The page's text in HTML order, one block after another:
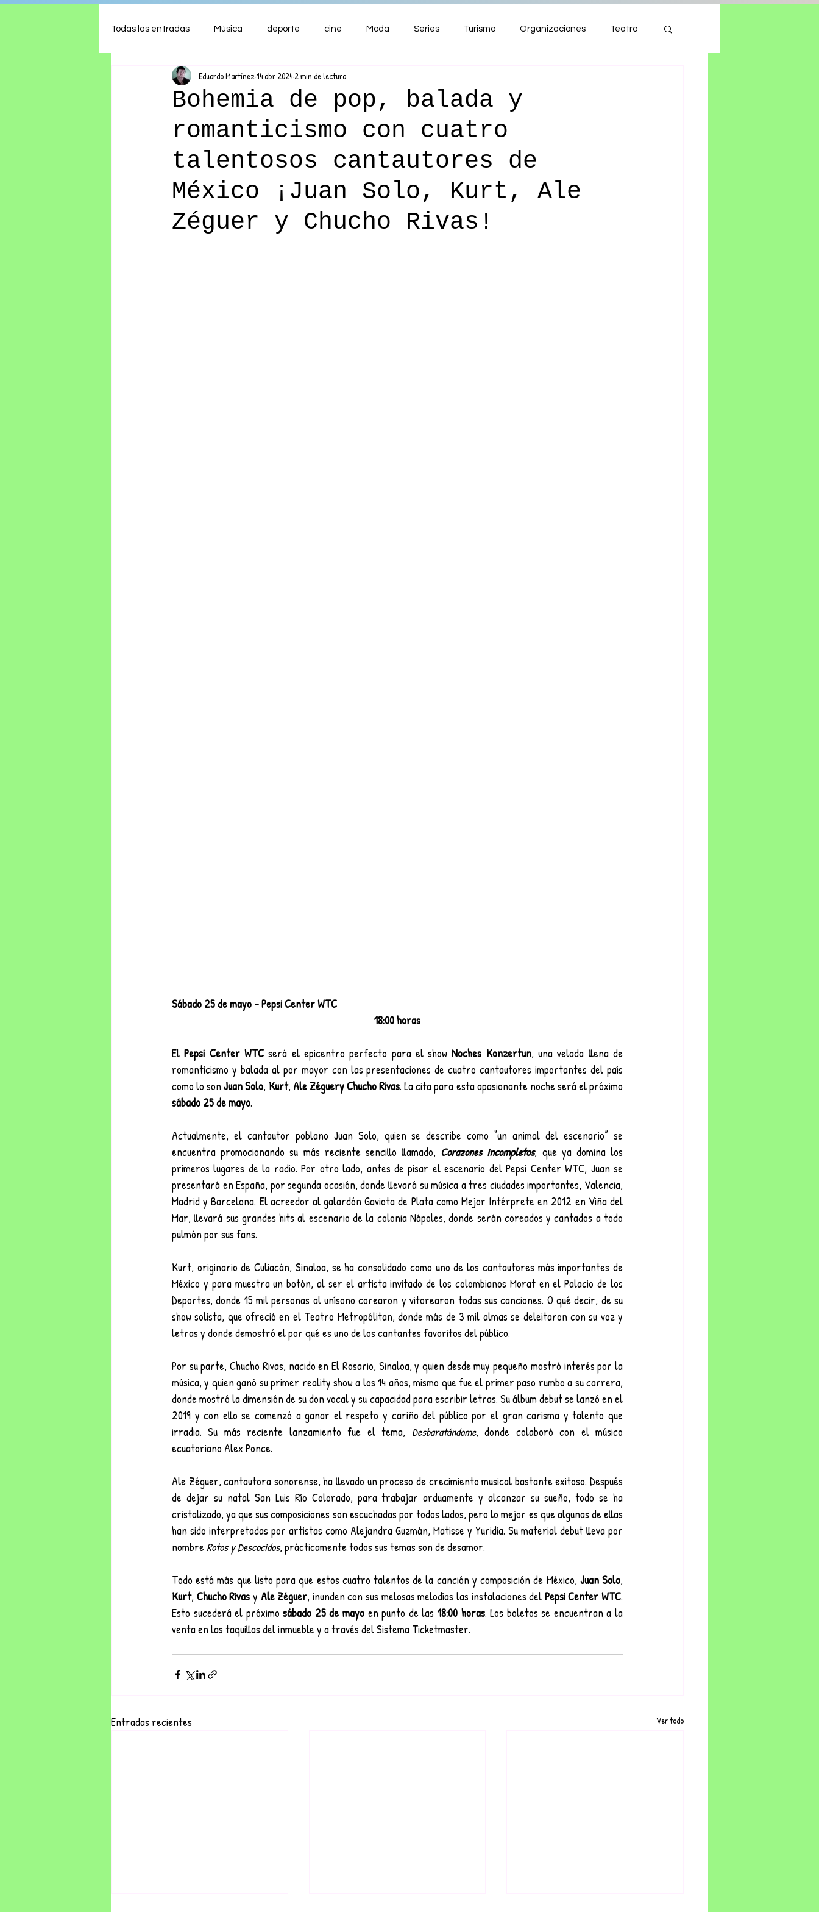
Todas las entradas Música deporte cine Moda Series Turismo Organizaciones Teatro
Shows Comida ENTRETENIMIENTO
Ambiente Hogar Finanzas
Bohemia de pop, balada y
romanticismo con cuatro
talentosos cantautores de
México ¡Juan Solo, Kurt, Ale
Zéguer y Chucho Rivas!
Eduardo Martínez 14 abr 2024 2 min de lectura
Sábado 25 de mayo – Pepsi Center WTC
18:00 horas
El Pepsi Center WTC será el epicentro perfecto para el show Noches Konzertun, una velada llena de
romanticismo y balada al por mayor con las presentaciones de cuatro cantautores importantes del país
como lo son Juan Solo, Kurt, Ale Zéguery Chucho Rivas
sábado 25 de mayo.
Actualmente, el cantautor poblano Juan Solo, quien se describe como “un animal del escenario” se
encuentra promocionando su más reciente sencillo llamado, Corazones incompletos, que ya domina los
primeros lugares de la radio. Por otro lado, antes de pisar el escenario del Pepsi Center WTC, Juan se
presentará en España, por segunda ocasión, donde llevará su música a tres ciudades importantes, Valencia,
Madrid y Barcelona. El acreedor al galardón Gaviota de Plata como Mejor Intérprete en 2012 en Viña del
Mar, llevará sus grandes hits al escenario de la colonia Nápoles, donde serán coreados y cantados a todo
pulmón por sus fans.
Kurt, originario de Culiacán, Sinaloa, se ha consolidado como uno de los cantautores más importantes de
México y para muestra un botón, al ser el artista invitado de los colombianos Morat en el Palacio de los
Deportes, donde 15 mil personas al unísono corearon y vitorearon todas sus canciones. O qué decir, de su
show solista, que ofreció en el Teatro Metropólitan, donde más de 3 mil almas se deleitaron con su voz y
letras y donde demostró el por qué es uno de los cantantes favoritos del público.
Por su parte, Chucho Rivas, nacido en El Rosario, Sinaloa, y quien desde muy pequeño mostró interés por la
música, y quien ganó su primer reality show a los 14 años, mismo que fue el primer paso rumbo a su carrera,
donde mostró la dimensión de su don vocal y su capacidad para escribir letras. Su álbum debut se lanzó en el
2019 y con ello se comenzó a ganar el respeto y cariño del público por el gran carisma y talento que
irradia. Su más reciente lanzamiento fue el tema, Desbaratándome, donde colaboró con el músico
ecuatoriano Alex Ponce.
Ale Zéguer, cantautora sonorense, ha llevado un proceso de crecimiento musical bastante exitoso. Después
de dejar su natal San Luis Río Colorado, para trabajar arduamente y alcanzar su sueño, todo se ha
cristalizado, ya que sus composiciones son escuchadas por todos lados, pero lo mejor es que algunas de ellas
han sido interpretadas por artistas como Alejandra Guzmán, Matisse y Yuridia. Su material debut lleva por
nombre Rotos y Descocidos, prácticamente todos sus temas son de desamor.
Todo está más que listo para que estos cuatro talentos de la canción y composición de México, Juan Solo
Kurt, Chucho Rivas y Ale Zéguer, inunden con sus melosas melodías las instalaciones del Pepsi Center WTC.
Esto sucederá el próximo sábado 25 de mayo en punto de las 18:00 horas. Los boletos se encuentran a la
venta en las taquillas del inmueble y a través del Sistema Ticketmaster.
Entradas recientes Ver todo